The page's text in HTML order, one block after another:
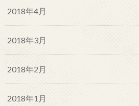
2018年4月
2018年3月
2018年2月
2018年1月